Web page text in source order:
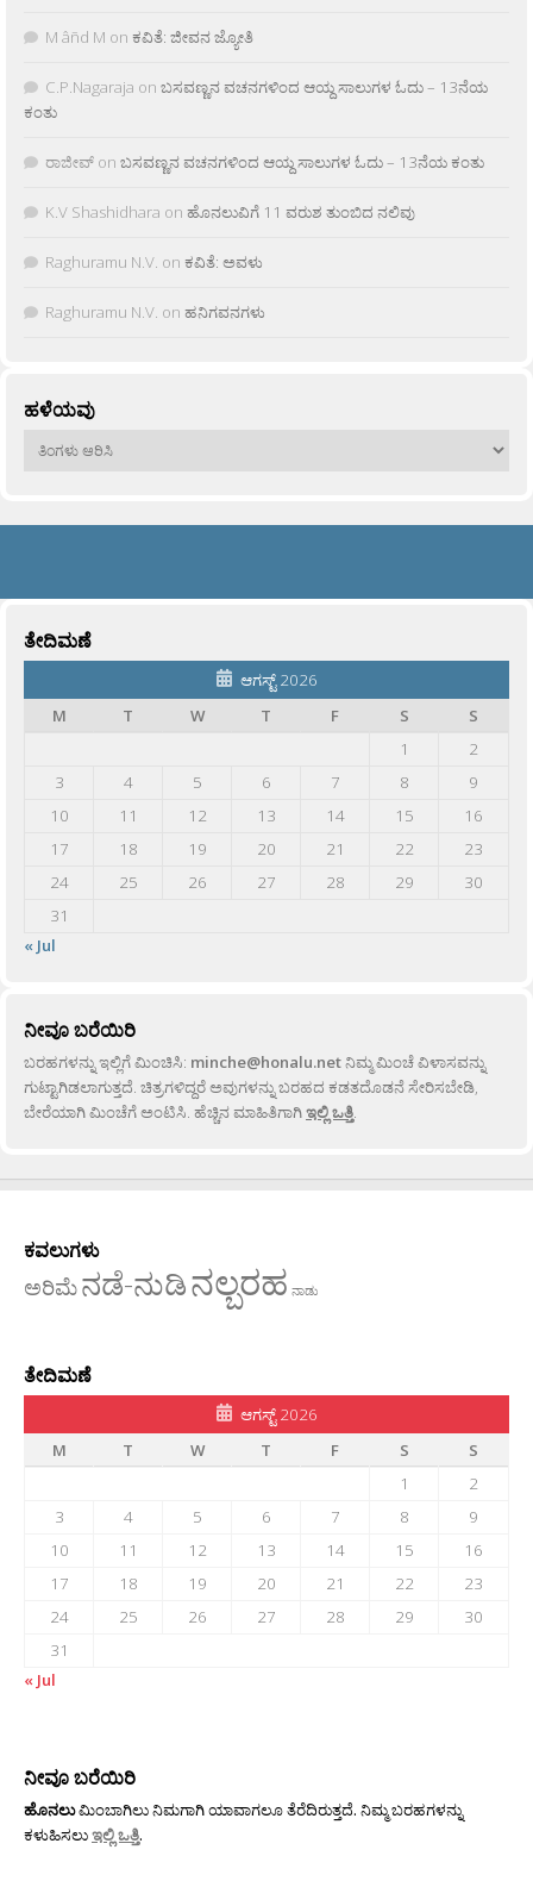
M âñd M on ಕವಿತೆ: ಜೀವನ ಜ್ಯೋತಿ
C.P.Nagaraja on ಬಸವಣ್ಣನ ವಚನಗಳಿಂದ ಆಯ್ದ ಸಾಲುಗಳ ಓದು – 13ನೆಯ
ಕಂತು
ರಾಜೀವ್ on ಬಸವಣ್ಣನ ವಚನಗಳಿಂದ ಆಯ್ದ ಸಾಲುಗಳ ಓದು – 13ನೆಯ ಕಂತು
K.V Shashidhara on ಹೊನಲುವಿಗೆ 11 ವರುಶ ತುಂಬಿದ ನಲಿವು
Raghuramu N.V. on ಕವಿತೆ: ಅವಳು
Raghuramu N.V. on ಹನಿಗವನಗಳು
ಹಳೆಯವು
ಹಳೆಯವು
ತೇದಿಮಣೆ
ಆಗಸ್ಟ್ 2026
M
T W T F S
S
1
2
3
4 5 6 7 8
9
10
11 12 13 14 15
16
17
18 19 20 21 22
23
24
25 26 27 28 29
30
31
« Jul
ನೀವೂ ಬರೆಯಿರಿ
ಬರಹಗಳನ್ನು ಇಲ್ಲಿಗೆ ಮಿಂಚಿಸಿ: minche@honalu.netನಿಮ್ಮ ಮಿಂಚೆ ವಿಳಾಸವನ್ನು
ಗುಟ್ಟಾಗಿಡಲಾಗುತ್ತದೆ. ಚಿತ್ರಗಳಿದ್ದರೆ ಅವುಗಳನ್ನು ಬರಹದ ಕಡತದೊಡನೆ ಸೇರಿಸಬೇಡಿ,
ಬೇರೆಯಾಗಿ ಮಿಂಚೆಗೆ ಅಂಟಿಸಿ. ಹೆಚ್ಚಿನ ಮಾಹಿತಿಗಾಗಿಇಲ್ಲಿ ಒತ್ತಿ.
ಕವಲುಗಳು
ಅರಿಮೆನಡೆ-ನುಡಿನಲ್ಬರಹ ನಾಡು
ತೇದಿಮಣೆ
ಆಗಸ್ಟ್ 2026
M
T W T F S
S
1
2
3
4 5 6 7 8
9
10
11 12 13 14 15
16
17
18 19 20 21 22
23
24
25 26 27 28 29
30
31
« Jul
ನೀವೂ ಬರೆಯಿರಿ
ಹೊನಲುಮಿಂಬಾಗಿಲು ನಿಮಗಾಗಿ ಯಾವಾಗಲೂ ತೆರೆದಿರುತ್ತದೆ. ನಿಮ್ಮ ಬರಹಗಳನ್ನು
ಕಳುಹಿಸಲುಇಲ್ಲಿ ಒತ್ತಿ.